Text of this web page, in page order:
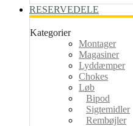
RESERVEDELE
Kategorier
Montager
Magasiner
Lyddæmper
Chokes
Løb
Bipod
Sigtemidler
Rembøjler